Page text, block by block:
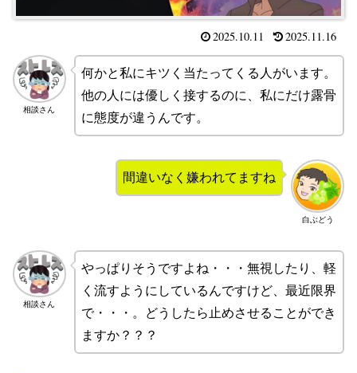
2025.10.11 2025.11.16
相談さん
何かと私にキツく当たってくる人がいます。
他の人には優しく接するのに、私にだけ露骨
に態度が違うんです。
白ぶどう
間違いなく嫌われてますね
相談さん
やっぱりそうですよね・・・無視したり、軽
く流すようにしているんですけど、最近限界
で・・・。どうしたら止めさせることができ
ますか？？？